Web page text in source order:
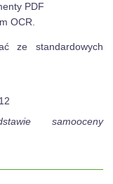
PDF
OCR.
ze standardowych
samooceny